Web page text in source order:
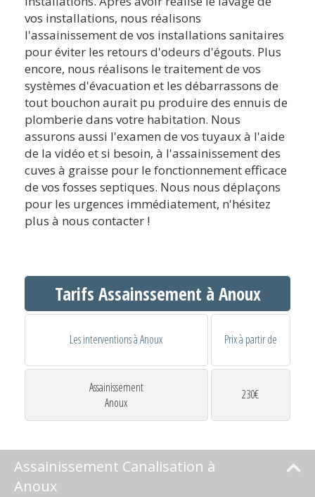
vos installations, nous réalisons
l'assainissement de vos installations sanitaires
pour éviter les retours d'odeurs d'égouts. Plus
encore, nous réalisons le traitement de vos
systèmes d'évacuation et les débarrassons de
tout bouchon aurait pu produire des ennuis de
plomberie dans votre habitation. Nous
assurons aussi l'examen de vos tuyaux à l'aide
de la vidéo et si besoin, à l'assainissement des
cuves à graisse pour le fonctionnement efficace
de vos fosses septiques. Nous nous déplaçons
pour les urgences immédiatement, n'hésitez
plus à nous contacter !
Tarifs Assainssement à Anoux
Les interventions à Anoux Prix à partir de
Assainissement
Anoux
230€
Assainissement Canalisation à
Anoux